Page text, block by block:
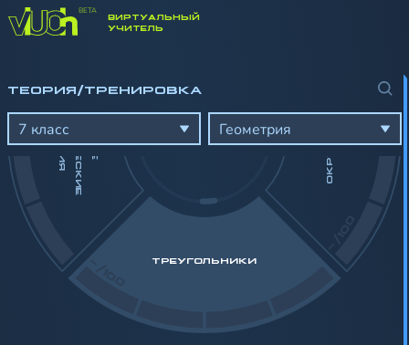
ВИРТУАЛЬНЫЙ
УЧИТЕЛЬ
7 класс Геометрия
ТЕОРИЯ/ТРЕНИРОВКА
-/100
ОКРУЖНОСТЬ
ТРЕУГОЛЬНИКИ
О
Б
Щ
И
Е
ГЕ
О
М Е
Т
Р
И
Ч
Е
С
К
И
Е
С В
Е
Д
Е
Н
И
Я